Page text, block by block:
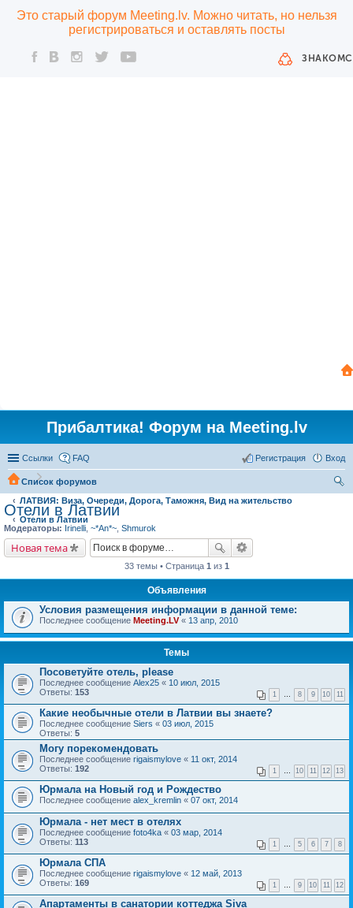
Это старый форум Meeting.lv. Можно читать, но нельзя
регистрироваться и оставлять посты
Прибалтика! Форум на Meeting.lv
Ссылки FAQ Вход
Регистрация
Список форумов
ЛАТВИЯ: Виза, Очереди, Дорога, Таможня, Вид на жительство
Отели в Латвии
Отели в Латвии
Модераторы: Irinelli ~*An*~ Shmurok
Новая тема
33 темы • Страница 1 из 1
Объявления
Условия размещения информации в данной теме:
Последнее сообщение Meeting.LV« 13 апр, 2010
Темы
Посоветуйте отель, please
Последнее сообщение Alex25 « 10 июл, 2015
Ответы: 153 1 8 9 10 11
Какие необычные отели в Латвии вы знаете?
Последнее сообщение Siers « 03 июл, 2015
Ответы: 5
Могу порекомендовать
Последнее сообщение rigaismylove « 11 окт, 2014
Ответы: 192 1 10 11 12 13
Юрмала на Новый год и Рождество
Последнее сообщение alex_kremlin « 07 окт, 2014
Юрмала - нет мест в отелях
Последнее сообщение foto4ka « 03 мар, 2014
Ответы: 113 1 5 6 7 8
Юрмала СПА
Последнее сообщение rigaismylove « 12 май, 2013
Ответы: 169 1 9 10 11 12
Апартаменты в санатории коттеджа Siva